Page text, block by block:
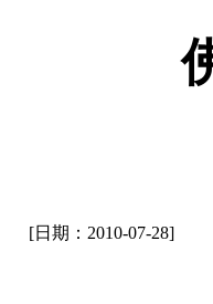
[日期：2010-07-28]